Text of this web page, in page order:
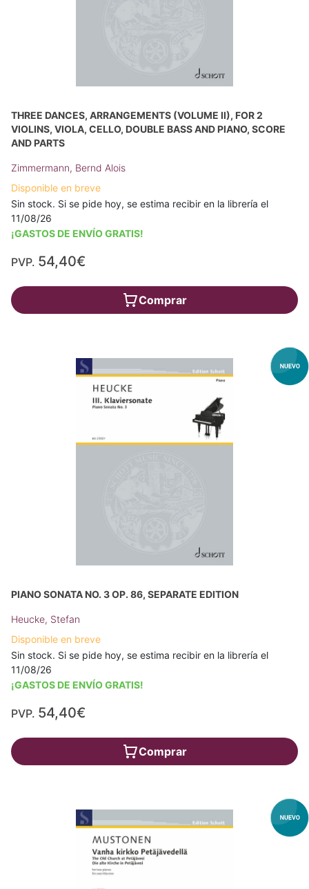
THREE DANCES, ARRANGEMENTS (VOLUME II), FOR 2
VIOLINS, VIOLA, CELLO, DOUBLE BASS AND PIANO, SCORE
AND PARTS
Zimmermann, Bernd Alois
Disponible en breve
Sin stock. Si se pide hoy, se estima recibir en la librería el
11/08/26
¡GASTOS DE ENVÍO GRATIS!
PVP. 54,40€
Comprar
PIANO SONATA NO. 3 OP. 86, SEPARATE EDITION
Heucke, Stefan
Disponible en breve
Sin stock. Si se pide hoy, se estima recibir en la librería el
11/08/26
¡GASTOS DE ENVÍO GRATIS!
PVP. 54,40€
Comprar